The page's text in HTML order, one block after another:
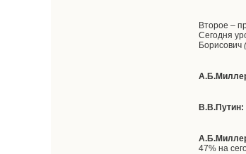
Второе –
Сегодня
Борисович
В.В.Путин:
47% на